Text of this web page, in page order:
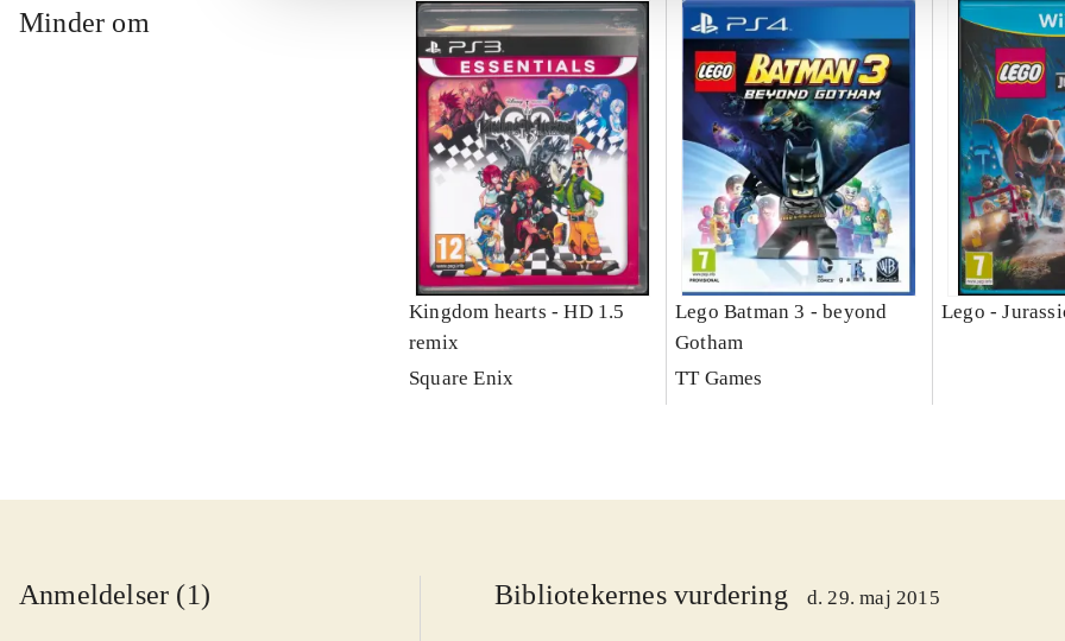
Minder om
Kingdom hearts - HD 1.5
remix
Square Enix
Lego Batman 3 - beyond
Gotham
TT Games
Lego -
Anmeldelser (1) Bibliotekernes vurdering d. 29. maj 2015